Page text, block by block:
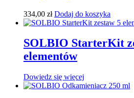
334,00 zł Dodaj do koszyka
SOLBIO StarterKit
elementów
Dowiedz się więcej